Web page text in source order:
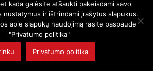
kada galėsite atšaukti pakeisdami savo
nustatymus ir ištrindami įrašytus slapukus.
apie slapukų naudojimą rasite paspaude
"Privatumo politika"
Privatumo politika